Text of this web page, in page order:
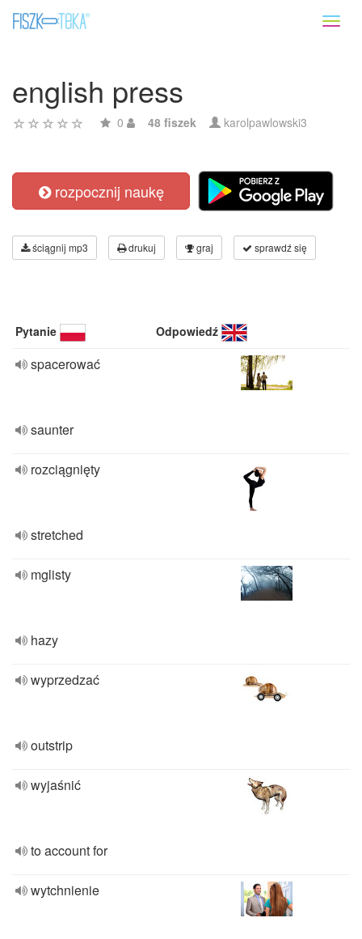
english press
0 48 fiszek karolpawlowski3
rozpocznij naukę
ściągnij mp3 drukuj graj sprawdź się
Pytanie Odpowiedź
spacerować
saunter
rozciągnięty
stretched
mglisty
hazy
wyprzedzać
outstrip
wyjaśnić
to account for
wytchnienie